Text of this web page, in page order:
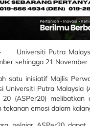
Putra Malaysia
sehingga 21 November
satu inisiatif Majlis
Universiti Putra Malaysia
(ASPer20)
tekanan emosi dalam